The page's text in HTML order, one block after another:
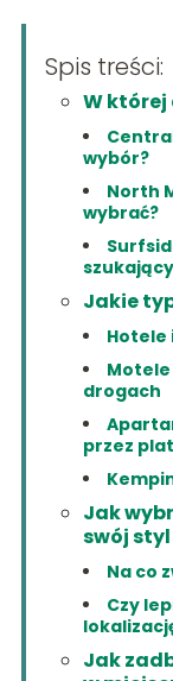
Spis treści:
W której
wybór?
North
wybrać?
Jakie
Hotele
drogach
przez
Jak
swój
Na co
Czy
Jak